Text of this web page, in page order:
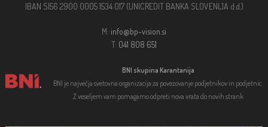
IBAN SI56 2900 0005 1534 017 (UNICREDIT BANKA SLOVENIJA d.d.)
M: info@bp-vision.si
T: 041 808 651
BNI skupina Karantanija
BNI je največja svetovna organizacija za povezovanje podjetnikov in podjetnic.
Z veseljem vam pomagamo odpreti nova vrata do novih strank